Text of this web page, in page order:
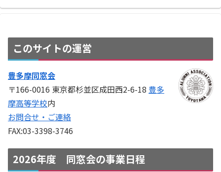
このサイトの運営
豊多摩同窓会
〒166-0016 東京都杉並区成田西2-6-18 豊多
摩高等学校内
お問合せ・ご連絡
FAX:03-3398-3746
2026年度 同窓会の事業日程